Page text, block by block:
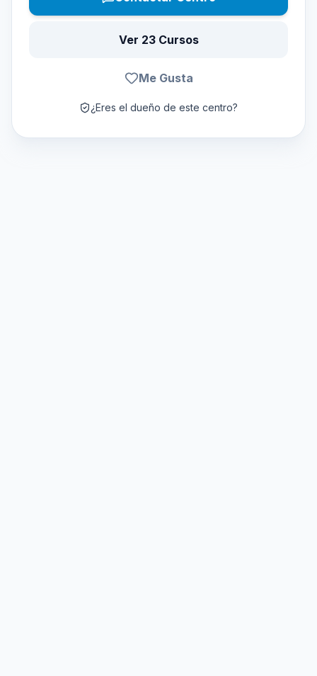
Ver 23 Cursos
Me Gusta
¿Eres el dueño de este centro?